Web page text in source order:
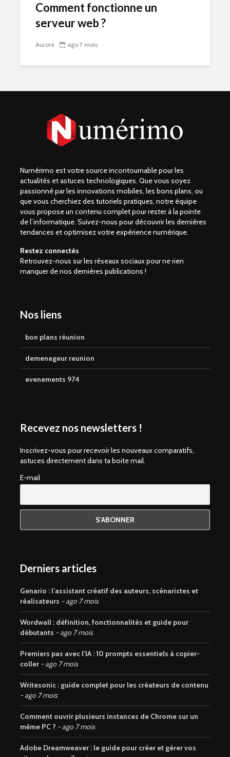
Comment fonctionne un
serveur web ?
Aurore ago 7 mois
Numérimo est votre source incontournable pour les
actualités et astuces technologiques. Que vous soyez
passionné par les innovations mobiles, les bons plans, ou
que vous cherchiez des tutoriels pratiques, notre équipe
vous propose un contenu complet pour rester à la pointe
de l’informatique. Suivez-nous pour découvrir les dernières
tendances et optimisez votre expérience numérique.
Restez connectés
Retrouvez-nous sur les réseaux sociaux pour ne rien
manquer de nos dernières publications !
Nos liens
bon plans réunion
demenageur reunion
evenements 974
Recevez nos newsletters !
Inscrivez-vous pour recevoir les nouveaux comparatifs,
astuces directement dans ta boite mail.
E-mail
Derniers articles
Genario : l’assistant créatif des auteurs, scénaristes et
réalisateurs
ago 7 mois
Wordwall : définition, fonctionnalités et guide pour
débutants
ago 7 mois
Premiers pas avec l’IA : 10 prompts essentiels à copier-
coller
ago 7 mois
Writesonic : guide complet pour les créateurs de contenu
ago 7 mois
Comment ouvrir plusieurs instances de Chrome sur un
même PC ?
ago 7 mois
Adobe Dreamweaver : le guide pour créer et gérer vos